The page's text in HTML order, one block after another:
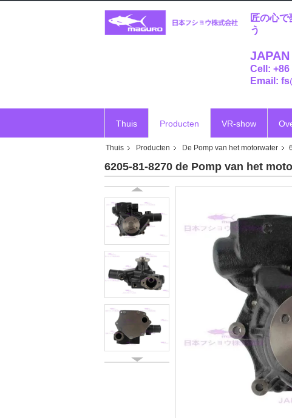
匠の心
う
Cell: +86
Email:
Thuis Producten VR-show
Thuis Producten De Pomp van het motorwater
6205-81-8270 de Pomp van het